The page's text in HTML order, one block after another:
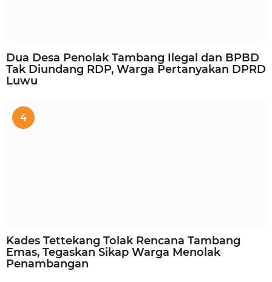
Dua Desa Penolak Tambang Ilegal dan BPBD
Tak Diundang RDP, Warga Pertanyakan DPRD
Luwu
4
Kades Tettekang Tolak Rencana Tambang
Emas, Tegaskan Sikap Warga Menolak
Penambangan